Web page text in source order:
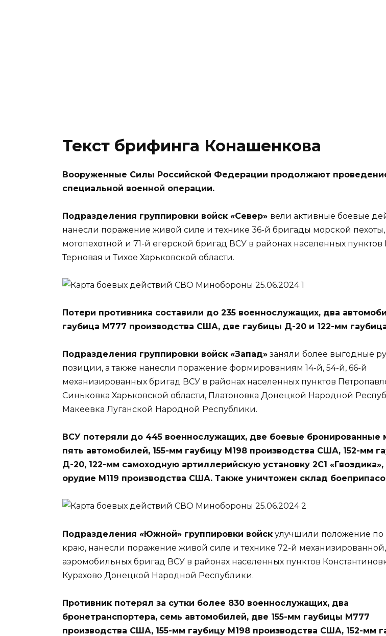
Текст брифинга Конашенкова
Вооруженные Силы Российской Федерации продолжают
специальной военной операции.
Подразделения группировки войск «Север» вели активные боевые
нанесли поражение живой силе и технике 36-й бригады морской пехоты,
мотопехотной и 71-й егерской бригад ВСУ в районах населенных пунктов
Терновая и Тихое Харьковской области.
Потери противника составили до 235 военнослужащих, два
гаубица М777 производства США, две гаубицы Д-20 и 122-мм
Подразделения группировки войск «Запад» заняли более выгодные
позиции, а также нанесли поражение формированиям 14-й, 54-й, 66-й
механизированных бригад ВСУ в районах населенных пунктов
Синьковка Харьковской области, Платоновка Донецкой Народной
Макеевка Луганской Народной Республики.
ВСУ потеряли до 445 военнослужащих, две боевые бронированные
пять автомобилей, 155-мм гаубицу М198 производства США, 152-мм
Д-20, 122-мм самоходную артиллерийскую установку 2С1 «Гвоздика»,
орудие М119 производства США. Также уничтожен склад
Подразделения «Южной» группировки войск улучшили положение
краю, нанесли поражение живой силе и технике 72-й
аэромобильных бригад ВСУ в районах населенных пунктов
Курахово Донецкой Народной Республики.
Противник потерял за сутки более 830 военнослужащих, два
бронетранспортера, семь автомобилей, две 155-мм гаубицы М777
производства США, 155-мм гаубицу М198 производства США, 152-мм